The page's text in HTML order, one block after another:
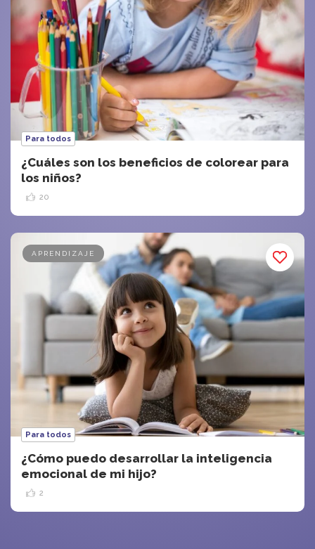
Para todos
¿Cuáles son los beneficios de colorear para
los niños?
20
APRENDIZAJE
Para todos
¿Cómo puedo desarrollar la inteligencia
emocional de mi hijo?
2